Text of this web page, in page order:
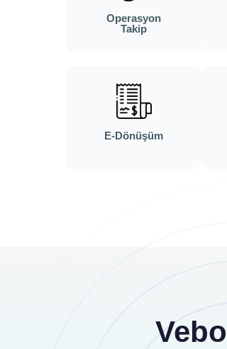
Operasyon
Takip
E-Dönüşüm